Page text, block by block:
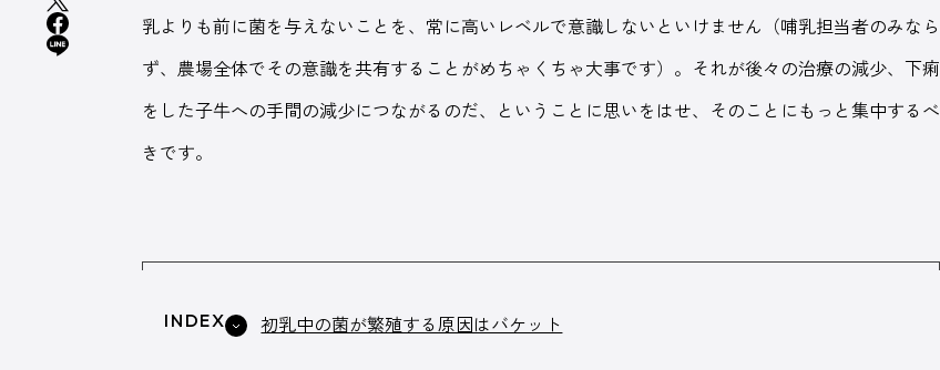
乳よりも前に菌を与えないことを、常に高いレベルで意識しないといけません（哺乳担当者のみなら
ず、農場全体でその意識を共有することがめちゃくちゃ大事です）。それが後々の治療の減少、下痢
をした子牛への手間の減少につながるのだ、ということに思いをはせ、そのことにもっと集中するべ
きです。
INDEX 初乳中の菌が繁殖する原因はバケット